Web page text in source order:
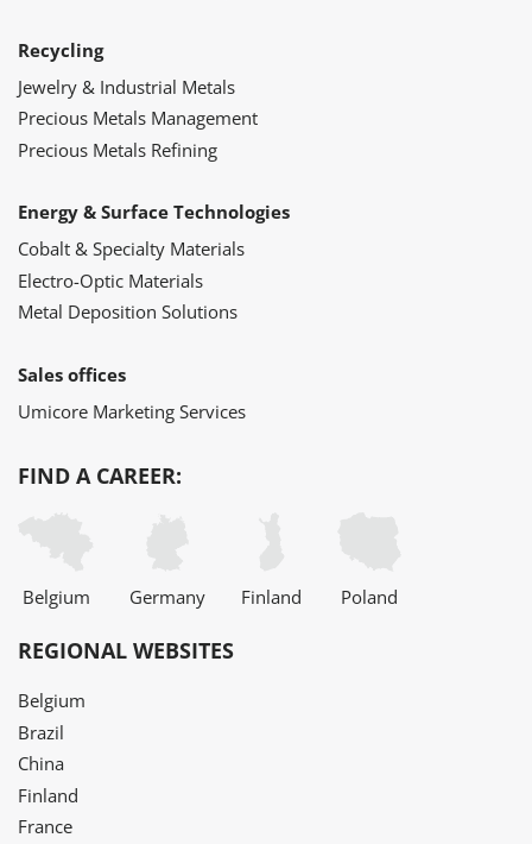
Recycling
Jewelry & Industrial Metals
Precious Metals Management
Precious Metals Refining
Energy & Surface Technologies
Cobalt & Specialty Materials
Electro-Optic Materials
Metal Deposition Solutions
Sales offices
Umicore Marketing Services
FIND A CAREER:
Belgium Germany Finland Poland
REGIONAL WEBSITES
Belgium
Brazil
China
Finland
France